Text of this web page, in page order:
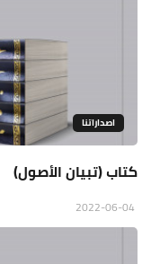
اصداراتنا
كتاب (تبيان الأصول)